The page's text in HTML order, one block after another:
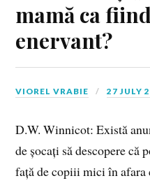
mamă ca
enervant?
VIOREL VRABIE 27 JULY
D.W. Winnicot: Există
de șocați să descopere că
față de copiii mici în